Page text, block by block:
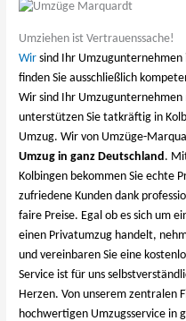
Umziehen ist Vertrauenssache!
Wir sind Ihr Umzugunternehmen
finden Sie ausschließlich
Wir sind Ihr
unterstützen Sie tatkräftig in
Umzug. Wir von Umzüge-
Umzug in ganz Deutschland .
Kolbingen bekommen Sie echte
zufriedene Kunden dank
faire Preise. Egal ob es sich um
einen Privatumzug handelt,
und vereinbaren Sie eine
Service ist für uns
Herzen. Von unserem zentralen
hochwertigen Umzugsservice in